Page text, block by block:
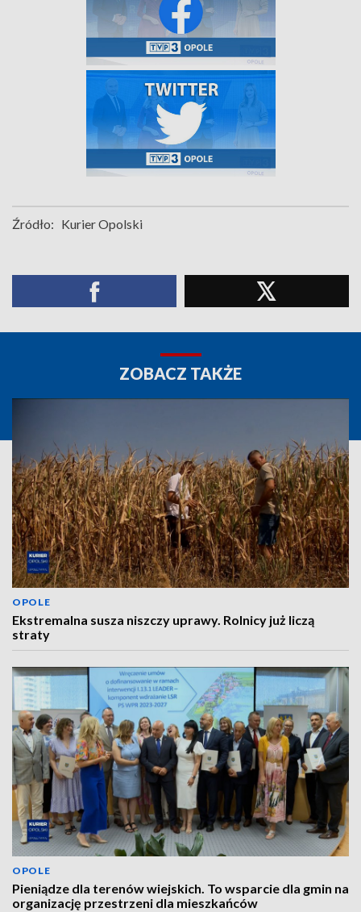
Źródło: Kurier Opolski
ZOBACZ TAKŻE
OPOLE
Ekstremalna susza niszczy uprawy. Rolnicy już liczą
straty
OPOLE
Pieniądze dla terenów wiejskich. To wsparcie dla gmin na
organizację przestrzeni dla mieszkańców